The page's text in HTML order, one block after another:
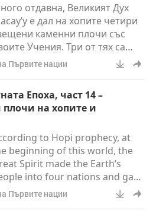
Ние се пробуждаме за
духовна реалност така
говорим, навсякъде,
наведнъж, за Майката
отдавна, Великият Дух
е дал на хопите четири
каменни плочи със
Учения. Три от тях са
дадени на хопския Клан на
От останалите една е
Великият Дух е отчупил
от плочата на Огнения
което е сега,
част от плочката
БЪДЕ ВЪРНАТА ОТ ПАХАНА -
Бял Брат на хопи
Първите нации
Епоха, част 14 –
на хопите и
to Hopi prophecy, at
beginning of this world, the
Spirit made the Earth’s
into four nations and gave
one a teaching. At the end of
world, these nations were to
Първите нации